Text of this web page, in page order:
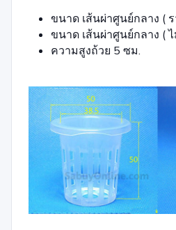
ขนาด เส้นผ่าศูนย์กลาง (
ขนาด เส้นผ่าศูนย์กลาง (
ความสูงถ้วย 5 ซม.